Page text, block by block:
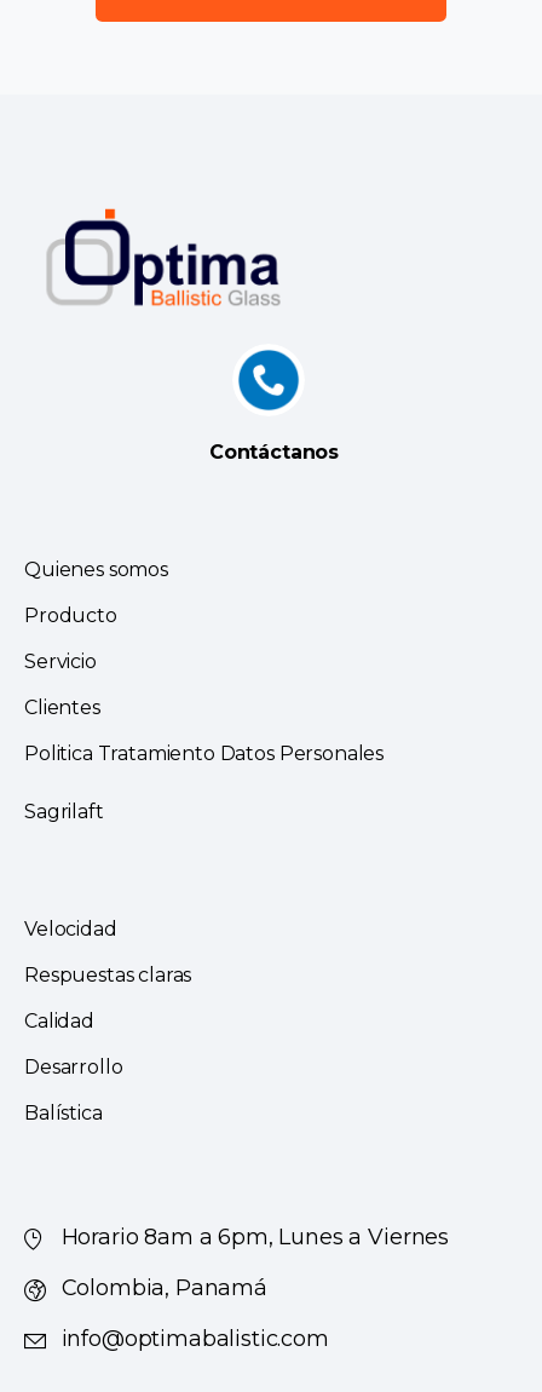
Contáctanos
Quienes somos
Producto
Servicio
Clientes
Politica Tratamiento Datos Personales
Sagrilaft
Velocidad
Respuestas claras
Calidad
Desarrollo
Balística
Horario 8am a 6pm, Lunes a Viernes
Colombia, Panamá
info@optimabalistic.com